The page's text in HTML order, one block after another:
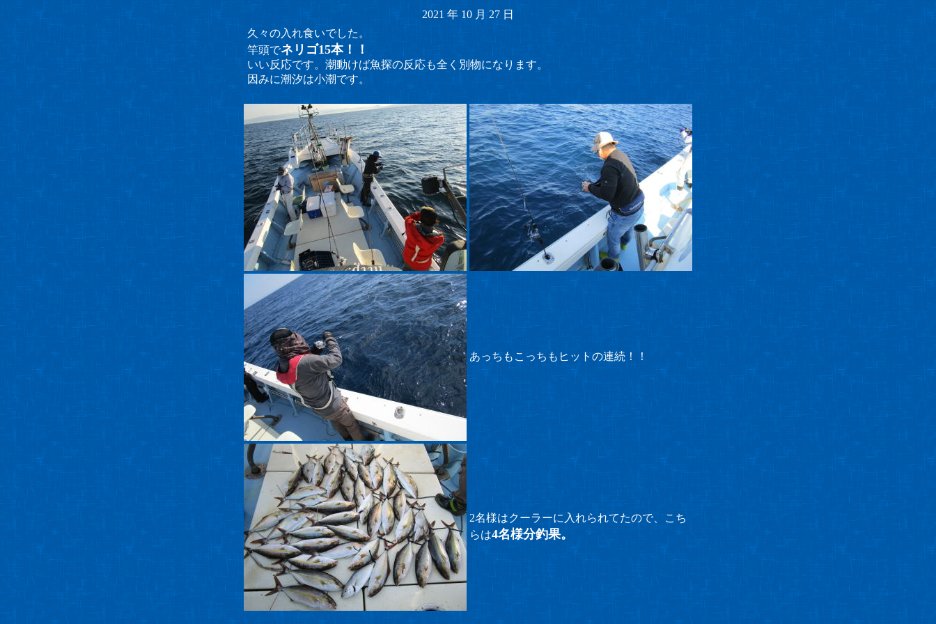
2021 年 10 月 27 日
久々の入れ食いでした。
竿頭でネリゴ15本！！
いい反応です。潮動けば魚探の反応も全く別物になります。
因みに潮汐は小潮です。
あっちもこっちもヒットの連続！！
2名様はクーラーに入れられてたので、こち
らは4名様分釣果。